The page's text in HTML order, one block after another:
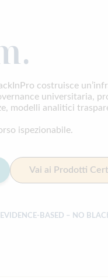
costruisce
universitaria,
modelli analitici
ispezionabile.
Vai ai Prodotti
BASED – NO